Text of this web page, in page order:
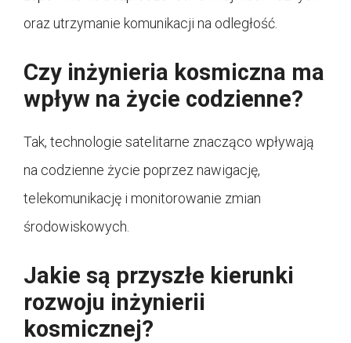
oraz utrzymanie komunikacji na odległość.
Czy inżynieria kosmiczna ma
wpływ na życie codzienne?
Tak, technologie satelitarne znacząco wpływają
na codzienne życie poprzez nawigację,
telekomunikację i monitorowanie zmian
środowiskowych.
Jakie są przyszłe kierunki
rozwoju inżynierii
kosmicznej?